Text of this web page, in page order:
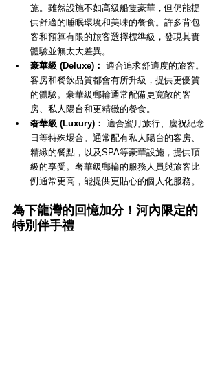
施。雖然設施不如高級船隻豪華，但仍能提
供舒適的睡眠環境和美味的餐食。許多背包
客和預算有限的旅客選擇標準級，發現其實
體驗並無太大差異。
豪華級 (Deluxe)： 適合追求舒適度的旅客。
客房和餐飲品質都會有所升級，提供更優質
的體驗。豪華級郵輪通常配備更寬敞的客
房、私人陽台和更精緻的餐食。
奢華級 (Luxury)： 適合蜜月旅行、慶祝紀念
日等特殊場合。通常配有私人陽台的客房、
精緻的餐點，以及SPA等豪華設施，提供頂
級的享受。奢華級郵輪的服務人員與旅客比
例通常更高，能提供更貼心的個人化服務。
為下龍灣的回憶加分！河內限定的
特別伴手禮